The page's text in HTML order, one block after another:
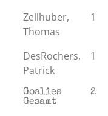
Zellhuber,
Thomas
1
DesRochers,
Patrick
1
Goalies
Gesamt
2